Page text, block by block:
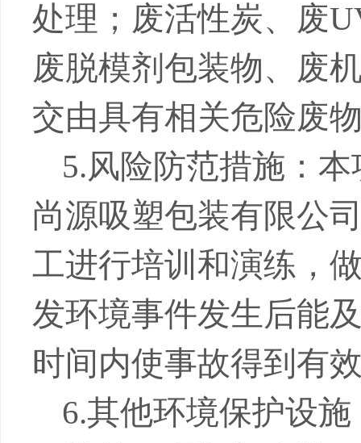
处理；废活性炭、废
废脱模剂包装物、废
交由具有相关危险废
5.风险防范措施：
尚源吸塑包装有限公
工进行培训和演练，
发环境事件发生后能
时间内使事故得到有
6.其他环境保护设